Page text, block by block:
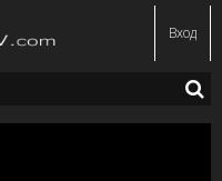
Вход